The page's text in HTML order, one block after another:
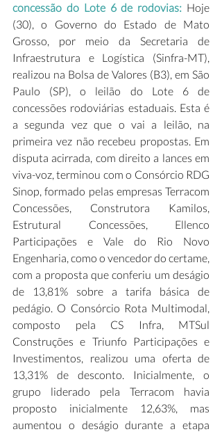
concessão do Lote 6 de rodovias: Hoje
(30), o Governo do Estado de Mato
Grosso, por meio da Secretaria de
Infraestrutura e Logística (Sinfra-MT),
realizou na Bolsa de Valores (B3), em São
Paulo (SP), o leilão do Lote 6 de
concessões rodoviárias estaduais. Esta é
a segunda vez que o vai a leilão, na
primeira vez não recebeu propostas. Em
disputa acirrada, com direito a lances em
viva-voz, terminou com o Consórcio RDG
Sinop, formado pelas empresas Terracom
Concessões, Construtora Kamilos,
Estrutural Concessões, Ellenco
Participações e Vale do Rio Novo
Engenharia, como o vencedor do certame,
com a proposta que conferiu um deságio
de 13,81% sobre a tarifa básica de
pedágio. O Consórcio Rota Multimodal,
composto pela CS Infra, MTSul
Construções e Triunfo Participações e
Investimentos, realizou uma oferta de
13,31% de desconto. Inicialmente, o
grupo liderado pela Terracom havia
proposto inicialmente 12,63%, mas
aumentou o deságio durante a etapa